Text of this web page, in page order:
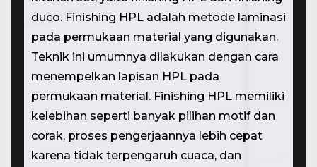
duco. Finishing HPL adalah metode laminasi
pada permukaan material yang digunakan.
Teknik ini umumnya dilakukan dengan cara
menempelkan lapisan HPL pada
permukaan material. Finishing HPL memiliki
kelebihan seperti banyak pilihan motif dan
corak, proses pengerjaannya lebih cepat
karena tidak terpengaruh cuaca, dan